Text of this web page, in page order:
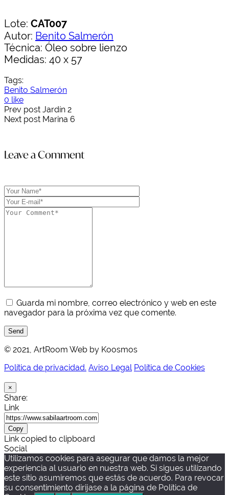
Lote: CAT007
Autor: Benito Salmerón
Técnica: Óleo sobre lienzo
Medidas: 40 x 57
Tags:
Benito Salmerón
0 like
Prev post Jardín 2
Next post Marina 6
Leave a Comment
Guarda mi nombre, correo electrónico y web en este
navegador para la próxima vez que comente.
Send
© 2021, ArtRoom Web by Koosmos
Política de privacidad. Aviso Legal Política de Cookies
×
Share:
Link
Copy
Link copied to clipboard
Social
Utilizamos cookies para asegurar que damos la mejor
experiencia al usuario en nuestra web. Si sigues utilizando
este sitio asumiremos que estás de acuerdo. Para revocar
su consentimiento dirijase a la página de Política de